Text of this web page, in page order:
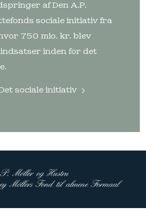
af Den A.P.
sociale initiativ fra
750 mio. kr. blev
inden for det
sociale initiativ